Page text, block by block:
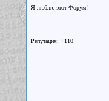
Я люблю этот Форум!
Репутация: +110